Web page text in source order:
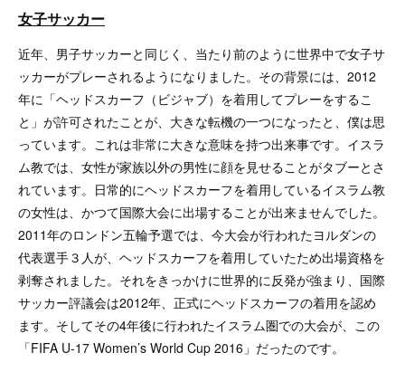
女子サッカー
近年、男子サッカーと同じく、当たり前のように世界中で女子サ
ッカーがプレーされるようになりました。その背景には、2012
年に「ヘッドスカーフ（ビジャブ）を着用してプレーをするこ
と」が許可されたことが、大きな転機の一つになったと、僕は思
っています。これは非常に大きな意味を持つ出来事です。イスラ
ム教では、女性が家族以外の男性に顔を見せることがタブーとさ
れています。日常的にヘッドスカーフを着用しているイスラム教
の女性は、かつて国際大会に出場することが出来ませんでした。
2011年のロンドン五輪予選では、今大会が行われたヨルダンの
代表選手３人が、ヘッドスカーフを着用していたため出場資格を
剥奪されました。それをきっかけに世界的に反発が強まり、国際
サッカー評議会は2012年、正式にヘッドスカーフの着用を認め
ます。そしてその4年後に行われたイスラム圏での大会が、この
「FIFA U-17 Women’s World Cup 2016」だったのです。